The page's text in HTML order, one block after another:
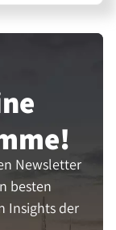
Newsletter
besten
Insights der